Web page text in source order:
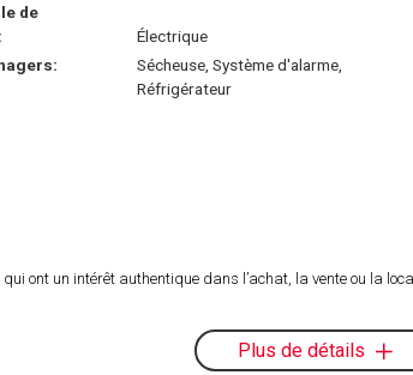
de
Électrique
Sécheuse, Système d'alarme,
Réfrigérateur
ont un intérêt authentique dans l’achat, la vente ou la
Plus de détails